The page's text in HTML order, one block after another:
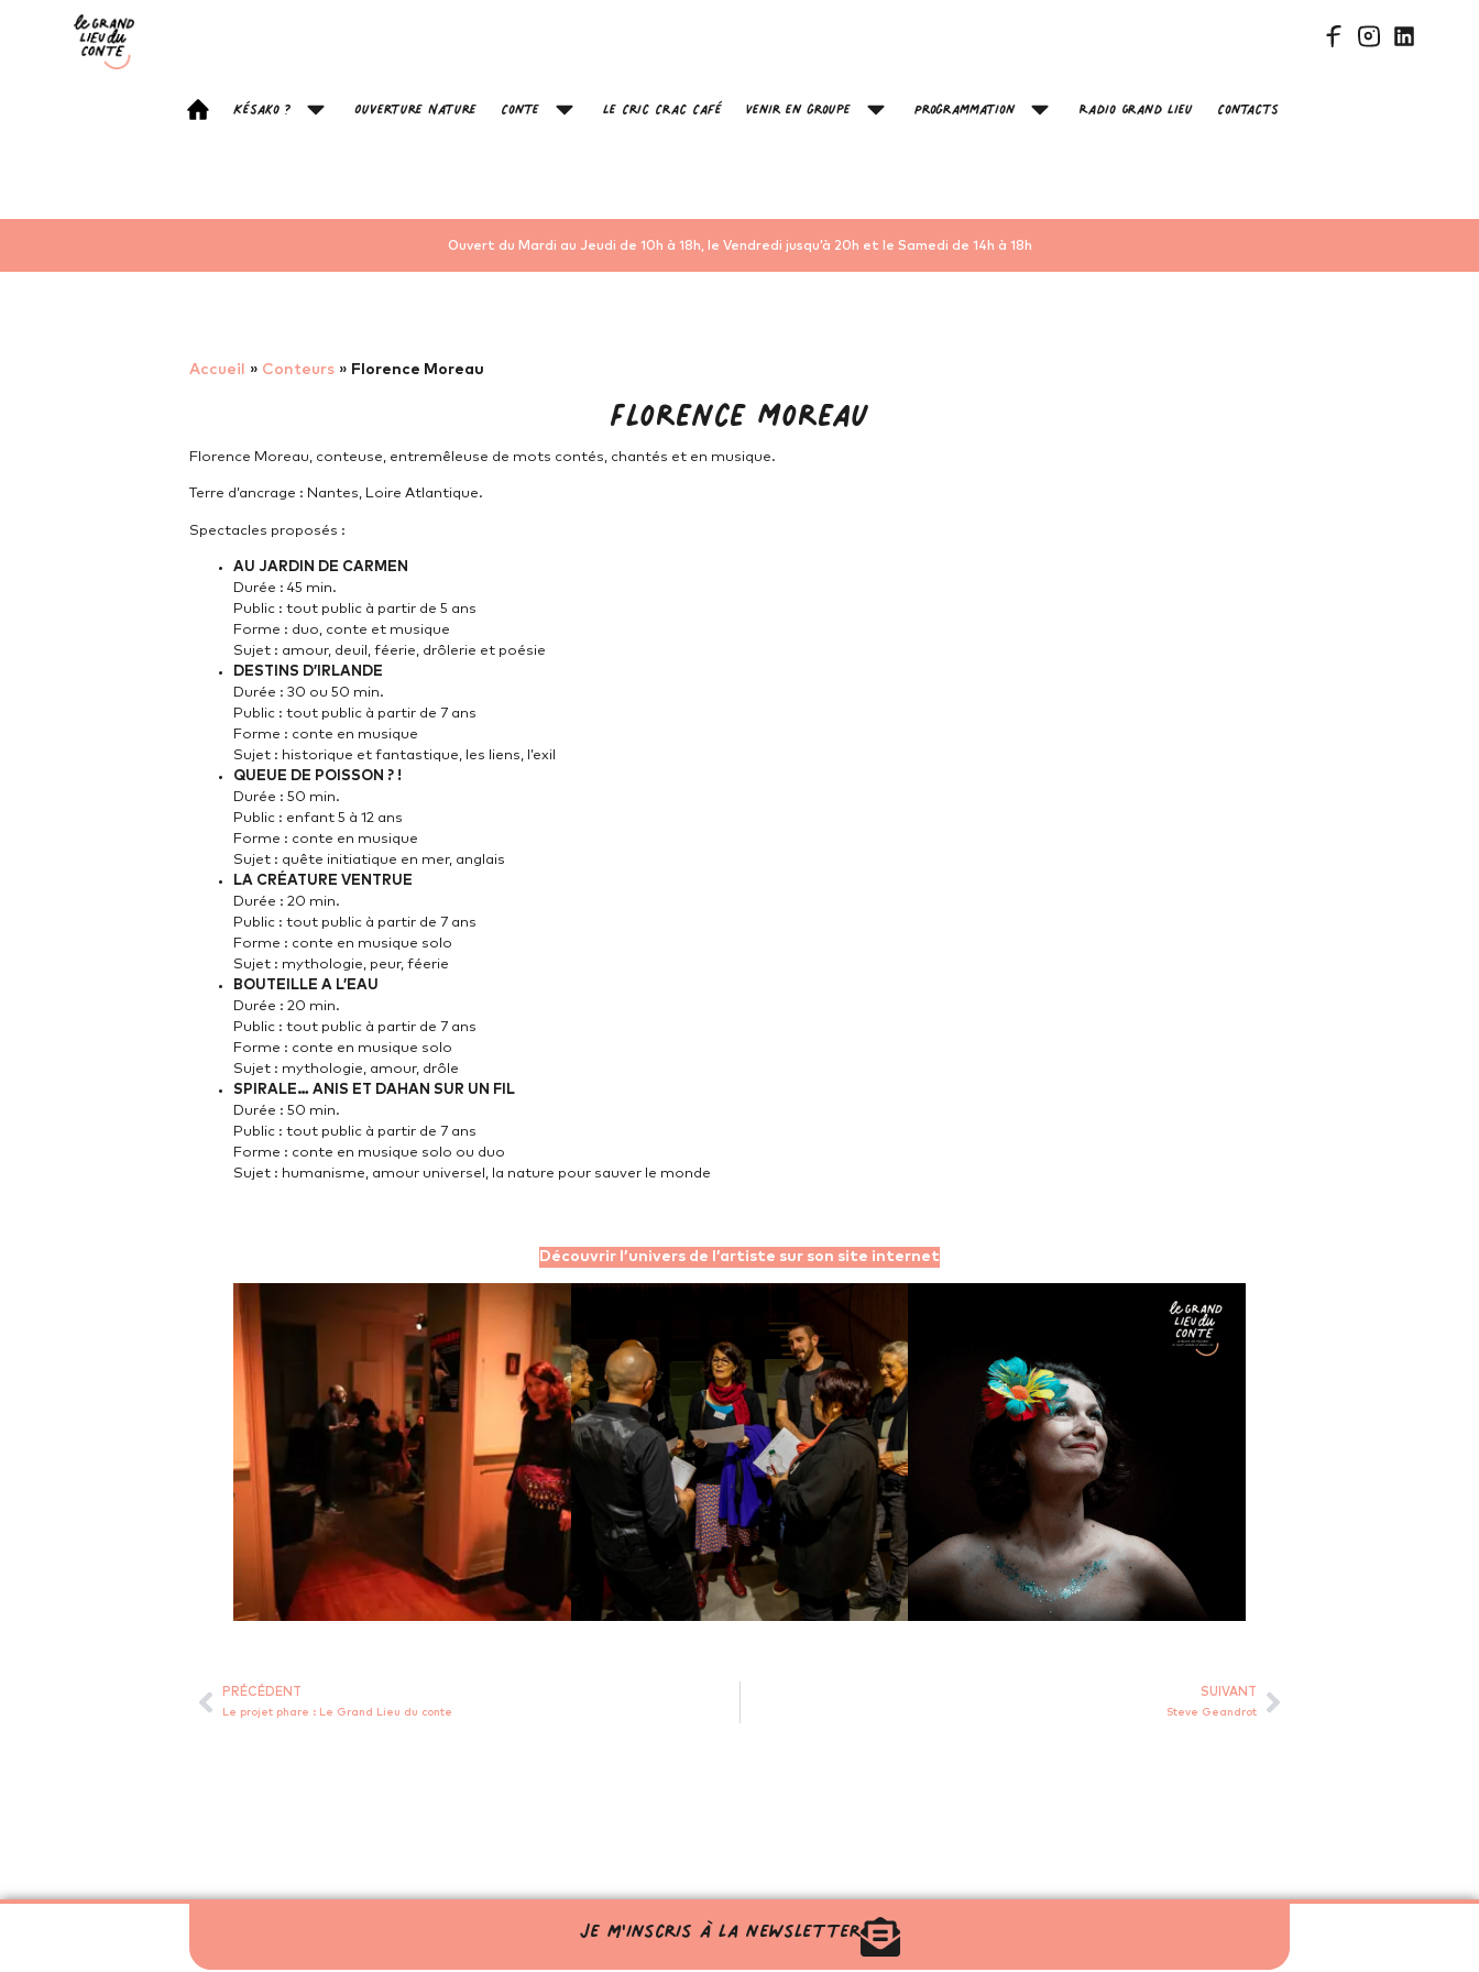
Késako ? Ouverture Nature Conte Le Cric Crac Café Venir en groupe Programmation Radio Grand Lieu Contacts
Ouvert du Mardi au Jeudi de 10h à 18h, le Vendredi jusqu’à 20h et le Samedi de 14h à 18h
Accueil » Conteurs » Florence Moreau
Florence Moreau
Florence Moreau, conteuse, entremêleuse de mots contés, chantés et en musique.
Terre d’ancrage : Nantes, Loire Atlantique.
Spectacles proposés :
AU JARDIN DE CARMEN
Durée : 45 min.
Public : tout public à partir de 5 ans
Forme : duo, conte et musique
Sujet : amour, deuil, féerie, drôlerie et poésie
DESTINS D’IRLANDE
Durée : 30 ou 50 min.
Public : tout public à partir de 7 ans
Forme : conte en musique
Sujet : historique et fantastique, les liens, l’exil
QUEUE DE POISSON ? !
Durée : 50 min.
Public : enfant 5 à 12 ans
Forme : conte en musique
Sujet : quête initiatique en mer, anglais
LA CRÉATURE VENTRUE
Durée : 20 min.
Public : tout public à partir de 7 ans
Forme : conte en musique solo
Sujet : mythologie, peur, féerie
BOUTEILLE A L’EAU
Durée : 20 min.
Public : tout public à partir de 7 ans
Forme : conte en musique solo
Sujet : mythologie, amour, drôle
SPIRALE… ANIS ET DAHAN SUR UN FIL
Durée : 50 min.
Public : tout public à partir de 7 ans
Forme : conte en musique solo ou duo
Sujet : humanisme, amour universel, la nature pour sauver le monde
Découvrir l’univers de l’artiste sur son site internet
PRÉCÉDENT
Le projet phare : Le Grand Lieu du conte
SUIVANT
Steve Geandrot
Je m'inscris à la newsletter